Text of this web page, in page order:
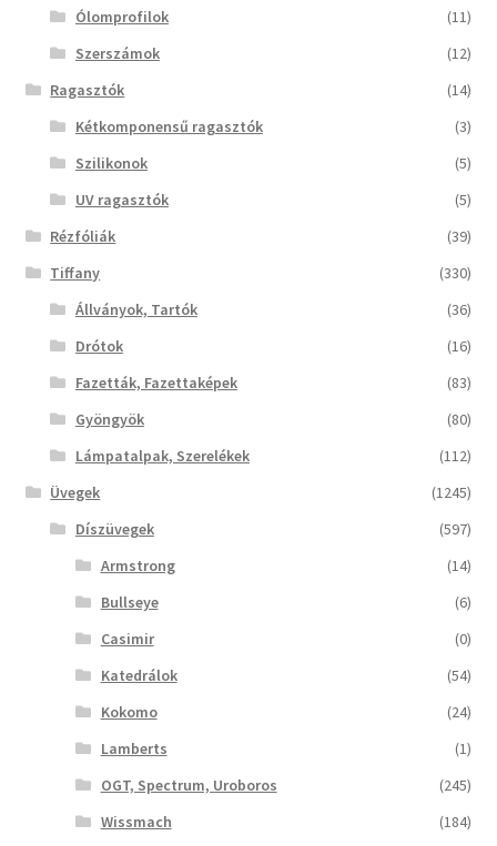
Ólomprofilok
(11)
Szerszámok
(12)
Ragasztók
(14)
Kétkomponensű ragasztók
(3)
Szilikonok
(5)
UV ragasztók
(5)
Rézfóliák
(39)
Tiffany
(330)
Állványok, Tartók
(36)
Drótok
(16)
Fazetták, Fazettaképek
(83)
Gyöngyök
(80)
Lámpatalpak, Szerelékek
(112)
Üvegek
(1245)
Díszüvegek
(597)
Armstrong
(14)
Bullseye
(6)
Casimir
(0)
Katedrálok
(54)
Kokomo
(24)
Lamberts
(1)
OGT, Spectrum, Uroboros
(245)
Wissmach
(184)